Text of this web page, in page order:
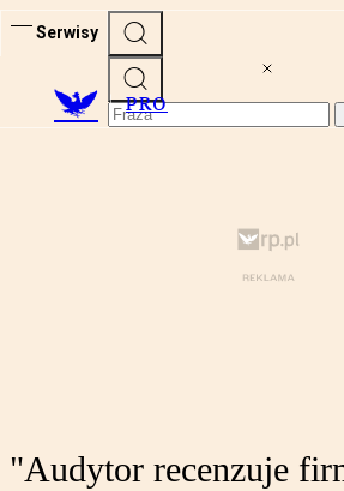
Serwisy
PRO
"Audytor recenzuje